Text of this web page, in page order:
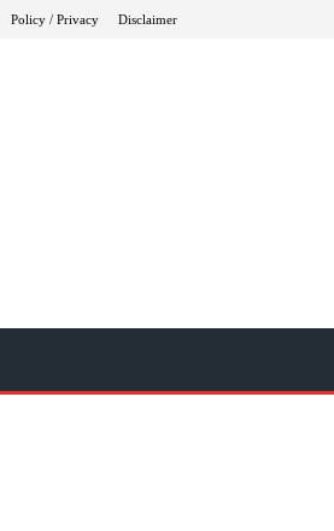
Policy / Privacy Disclaimer